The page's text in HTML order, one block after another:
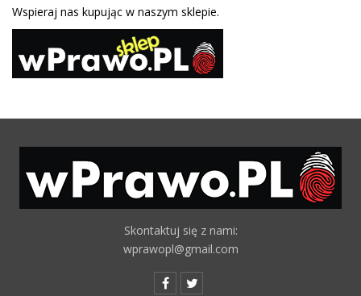
Wspieraj nas kupując w naszym sklepie.
Skontaktuj się z nami:
wprawopl@gmail.com